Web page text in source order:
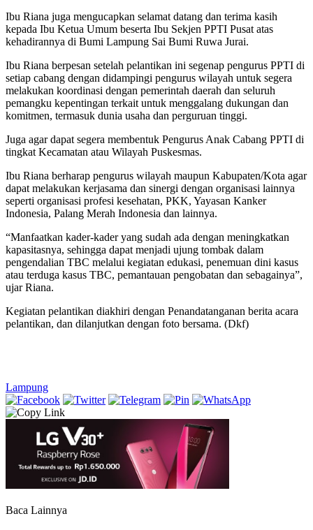
Ibu Riana juga mengucapkan selamat datang dan terima kasih
kepada Ibu Ketua Umum beserta Ibu Sekjen PPTI Pusat atas
kehadirannya di Bumi Lampung Sai Bumi Ruwa Jurai.
Ibu Riana berpesan setelah pelantikan ini segenap pengurus PPTI di
setiap cabang dengan didampingi pengurus wilayah untuk segera
melakukan koordinasi dengan pemerintah daerah dan seluruh
pemangku kepentingan terkait untuk menggalang dukungan dan
komitmen, termasuk dunia usaha dan perguruan tinggi.
Juga agar dapat segera membentuk Pengurus Anak Cabang PPTI di
tingkat Kecamatan atau Wilayah Puskesmas.
Ibu Riana berharap pengurus wilayah maupun Kabupaten/Kota agar
dapat melakukan kerjasama dan sinergi dengan organisasi lainnya
seperti organisasi profesi kesehatan, PKK, Yayasan Kanker
Indonesia, Palang Merah Indonesia dan lainnya.
“Manfaatkan kader-kader yang sudah ada dengan meningkatkan
kapasitasnya, sehingga dapat menjadi ujung tombak dalam
pengendalian TBC melalui kegiatan edukasi, penemuan dini kasus
atau terduga kasus TBC, pemantauan pengobatan dan sebagainya”,
ujar Riana.
Kegiatan pelantikan diakhiri dengan Penandatanganan berita acara
pelantikan, dan dilanjutkan dengan foto bersama. (Dkf)
Lampung
Baca Lainnya